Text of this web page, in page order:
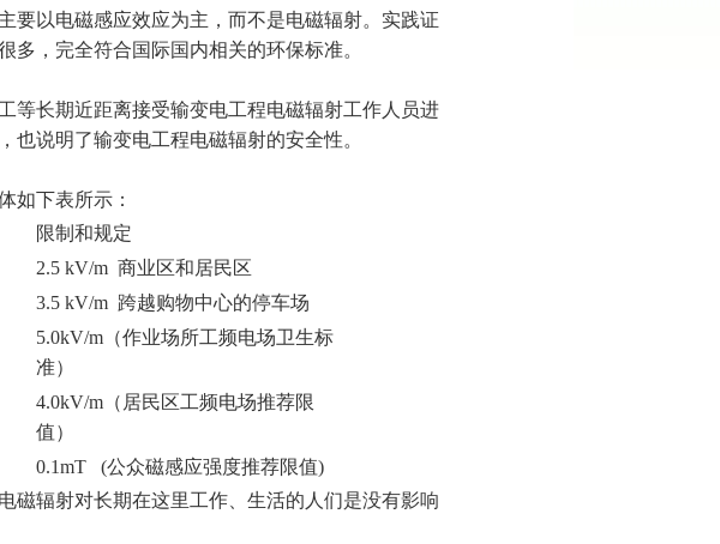
要以电磁感应效应为主，而不是电磁辐射。实践证
，完全符合国际国内相关的环保标准。
长期近距离接受输变电工程电磁辐射工作人员进
说明了输变电工程电磁辐射的安全性。
如下表所示：
限制和规定
2.5 kV/m 商业区和居民区
3.5 kV/m 跨越购物中心的停车场
5.0kV/m（作业场所工频电场卫生标
准）
4.0kV/m（居民区工频电场推荐限
值）
0.1mT (公众磁感应强度推荐限值)
磁辐射对长期在这里工作、生活的人们是没有影响